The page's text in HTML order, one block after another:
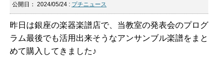
公開日： 2024/05/24 : プチニュース
昨日は銀座の楽器楽譜店で、当教室の発表会のプログ
ラム最後でも活用出来そうなアンサンブル楽譜をまと
めて購入してきました♪